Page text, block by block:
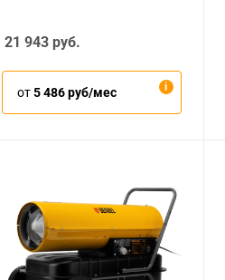
21 943 руб.
от5 486 руб/мес